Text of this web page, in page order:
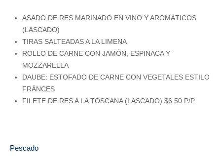
ASADO DE RES MARINADO EN VINO Y AROMÁTICOS
(LASCADO)
TIRAS SALTEADAS A LA LIMENA
ROLLO DE CARNE CON JAMÓN, ESPINACA Y
MOZZARELLA
DAUBE: ESTOFADO DE CARNE CON VEGETALES ESTILO
FRÁNCES
FILETE DE RES A LA TOSCANA (LASCADO) $6.50 P/P
Pescado